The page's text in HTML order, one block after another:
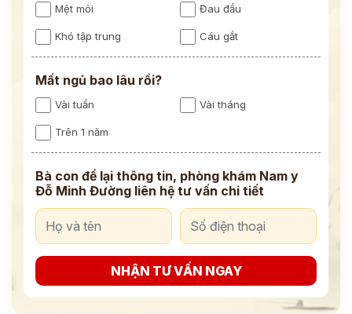
Mệt mỏi Đau đầu
Khó tập trung Cáu gắt
Mất ngủ bao lâu rồi?
Vài tuần Vài tháng
Trên 1 năm
Bà con để lại thông tin, phòng khám Nam y
Đỗ Minh Đường liên hệ tư vấn chi tiết
NHẬN TƯ VẤN NGAY